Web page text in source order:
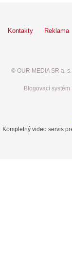
Kontakty Reklama
© OUR MEDIA SR a.
Blogovací
Kompletný video servis